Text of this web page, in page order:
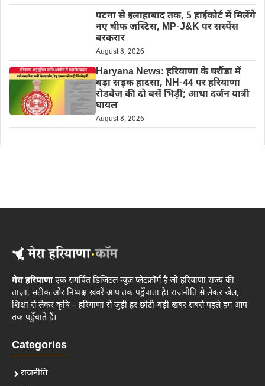
पटना से इलाहाबाद तक, 5 हाईकोर्ट में मिलेंगे
नए चीफ जस्टिस, MP-J&K पर सस्पेंस
बरकरार
August 8, 2026
Haryana News: हरियाणा के घरौंडा में
बड़ा सड़क हादसा, NH-44 पर हरियाणा
रोडवेज की दो बसें भिड़ीं; आधा दर्जन यात्री
घायल
August 8, 2026
मेरा हरियाणाएक समर्पित डिजिटल न्यूज़ प्लेटफ़ॉर्म है जो हरियाणा राज्य की
ताज़ा, सटीक और निष्पक्ष खबरें आप तक पहुँचाता है। राजनीति से लेकर खेल,
शिक्षा से लेकर कृषि – हरियाणा से जुड़ी हर छोटी-बड़ी खबर सबसे पहले हम आप
तक पहुँचाते हैं।
Categories
राजनीति